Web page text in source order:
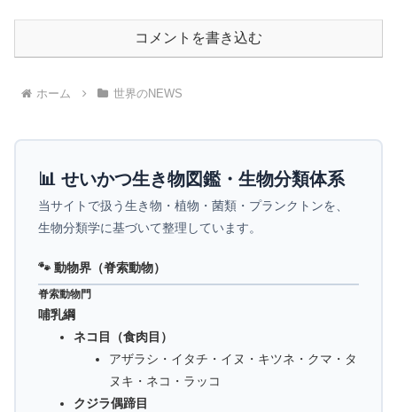
コメントを書き込む
ホーム 世界のNEWS
📊 せいかつ生き物図鑑・生物分類体系
当サイトで扱う生き物・植物・菌類・プランクトンを、
生物分類学に基づいて整理しています。
🐾 動物界（脊索動物）
脊索動物門
哺乳綱
ネコ目（食肉目）
アザラシ・イタチ・イヌ・キツネ・クマ・タ
ヌキ・ネコ・ラッコ
クジラ偶蹄目